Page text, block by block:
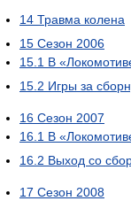
14 Травма колена
15 Сезон 2006
15.1 В
15.2 Игры за
16 Сезон 2007
16.1 В
16.2 Выход со
17 Сезон 2008